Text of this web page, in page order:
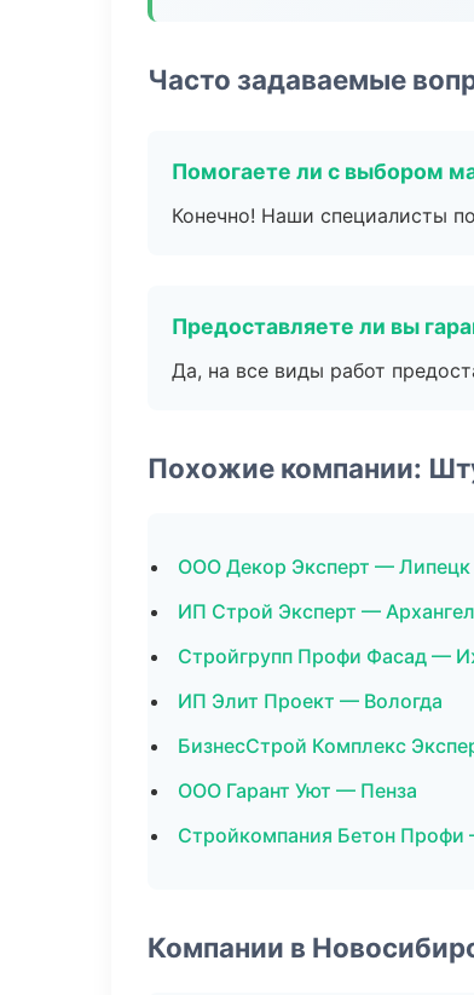
Часто задаваемые
Помогаете ли с выбором
Конечно! Наши специалисты
Предоставляете ли вы
Да, на все виды работ
Похожие компании:
ООО Декор Эксперт — Липецк
ИП Строй Эксперт —
Стройгрупп Профи Фасад —
ИП Элит Проект — Вологда
БизнесСтрой Комплекс
ООО Гарант Уют — Пенза
Стройкомпания Бетон Профи
Компании в